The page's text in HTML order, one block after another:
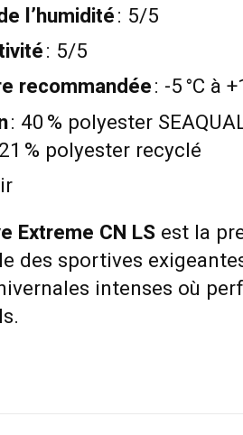
l’humidité: 5/5
: 5/5
recommandée: -5 °C à
: 40 % polyester
% polyester recyclé
Extreme CN LSest la
des sportives
intenses où